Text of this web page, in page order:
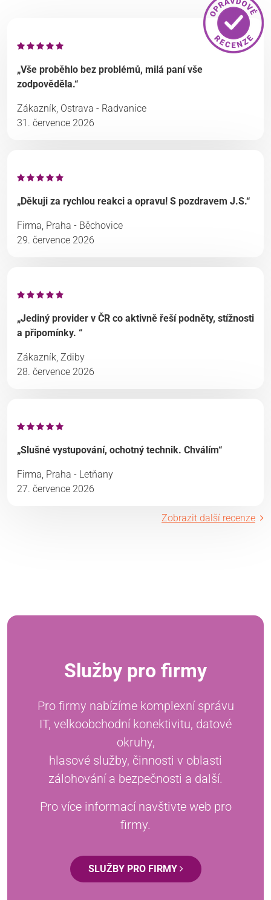
„Vše proběhlo bez problémů, milá paní vše
zodpověděla.“
Zákazník, Ostrava - Radvanice
31. července 2026
„Děkuji za rychlou reakci a opravu! S pozdravem J.S.“
Firma, Praha - Běchovice
29. července 2026
„Jediný provider v ČR co aktivně řeší podněty, stížnosti
a připomínky. “
Zákazník, Zdiby
28. července 2026
„Slušné vystupování, ochotný technik. Chválím“
Firma, Praha - Letňany
27. července 2026
Zobrazit další recenze
Služby pro firmy
Pro firmy nabízíme komplexní správu
IT, velkoobchodní konektivitu, datové
okruhy,
hlasové služby, činnosti v oblasti
zálohování a bezpečnosti a další.
Pro více informací navštivte web pro
firmy.
SLUŽBY PRO FIRMY